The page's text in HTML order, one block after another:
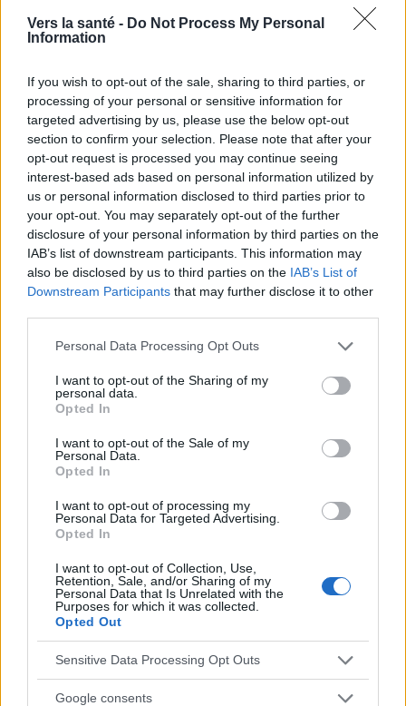
Vers la santé - Do Not Process My Personal
Information
If you wish to opt-out of the sale, sharing to third parties, or
processing of your personal or sensitive information for
targeted advertising by us, please use the below opt-out
section to confirm your selection. Please note that after your
opt-out request is processed you may continue seeing
interest-based ads based on personal information utilized by
us or personal information disclosed to third parties prior to
your opt-out. You may separately opt-out of the further
disclosure of your personal information by third parties on the
IAB’s list of downstream participants. This information may
also be disclosed by us to third parties on the IAB’s List of
Downstream Participants that may further disclose it to other
Please note that this website/app uses one or more Google
not limited to your visit or usage behaviour. You may click to
grant or deny consent to Google and its third-party tags to
use your data for below specified purposes in below Google
consent section.
Personal Data Processing Opt Outs
I want to opt-out of the Sharing of my
personal data.
Opted In
I want to opt-out of the Sale of my
Personal Data.
Opted In
I want to opt-out of processing my
Personal Data for Targeted Advertising.
Opted In
I want to opt-out of Collection, Use,
Retention, Sale, and/or Sharing of my
Personal Data that Is Unrelated with the
Purposes for which it was collected.
Opted Out
Sensitive Data Processing Opt Outs
Google consents
sous forme de bactéries et de virus et transmettent
scientifiques, le rôle du kimchi dans ce processus
est tel qu'il ne se contente pas de stimuler le
système immunitaire, mais agit également comme
un "régulateur de précision". Le plat peut soutenirles
capacités défensives du systèmeimmunitaire en
cas de besoin et supprimer les réactions
immunitaires inutiles.
L'étude a montré qu'après une consommation
reconnaître les menaces potentielles et d'alerter
plus efficacement les autres cellules immunitaires
pour qu'elles agissent.L'étude étant de petite taille,
on ne peut pas dire que tout le monde en bénéficiera
de la même manière, mais les résultats sont
prometteurs et soutiennent l'inclusion d'aliments
fermentés tels que le kimchi dans le régime
alimentaire pour maintenir un système immunitaire
, a déclaré Michelle Routhenstein, nutritionniste
spécialisée en cardiologie préventive chez Entirely
Nourished, qui n'a pas été associée à l'étude.